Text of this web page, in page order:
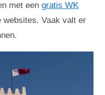
met eengratis WK
websites. Vaak valt er